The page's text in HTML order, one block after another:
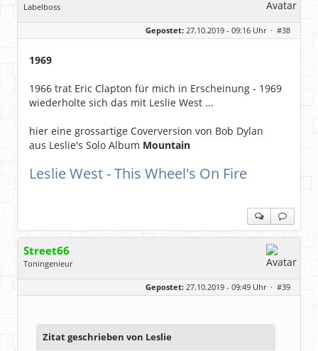
Labelboss
Geschlecht:
keine Angabe
in der Mitte zwischen Kölnarena und Festhalle Ffm
Beiträge:
48743
Gepostet: 27.10.2019 - 09:16 Uhr · #38
1969
1966 trat Eric Clapton für mich in Erscheinung - 1969
wiederholte sich das mit Leslie West ...
hier eine grossartige Coverversion von Bob Dylan
aus Leslie's Solo Album Mountain
Leslie West - This Wheel's On Fire
Street66
Toningenieur
Beiträge:
5506
Gepostet: 27.10.2019 - 09:49 Uhr · #39
Zitat geschrieben von Leslie